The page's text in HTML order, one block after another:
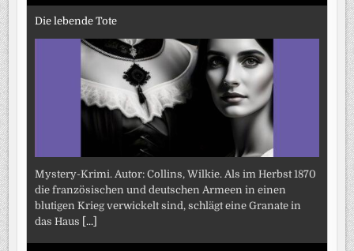
Die lebende Tote
Mystery-Krimi. Autor: Collins, Wilkie. Als im Herbst 1870
die französischen und deutschen Armeen in einen
blutigen Krieg verwickelt sind, schlägt eine Granate in
das Haus [...]